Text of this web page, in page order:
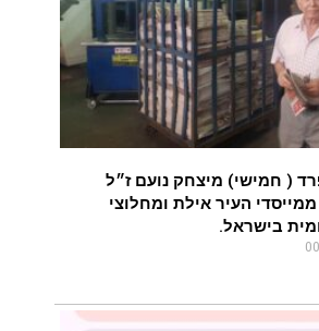
( חמישי) מיצחק נועם ז״ל
ממייסדי העיר אילת ומחלוצי
בישראל.